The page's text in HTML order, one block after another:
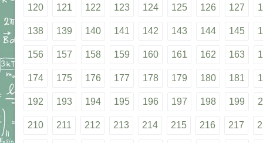
120 121 122 123 124 125 126 127
138 139 140 141 142 143 144 145
156 157 158 159 160 161 162 163
174 175 176 177 178 179 180 181
192 193 194 195 196 197 198 199
210 211 212 213 214 215 216 217